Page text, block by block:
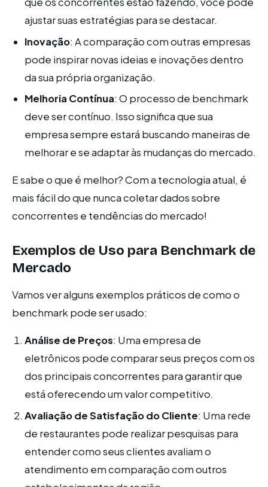
ajustar suas estratégias para se destacar.
Inovação: A comparação com outras empresas
pode inspirar novas ideias e inovações dentro
da sua própria organização.
Melhoria Contínua: O processo de benchmark
deve ser contínuo. Isso significa que sua
empresa sempre estará buscando maneiras de
melhorar e se adaptar às mudanças do mercado.
E sabe o que é melhor? Com a tecnologia atual, é
mais fácil do que nunca coletar dados sobre
concorrentes e tendências do mercado!
Exemplos de Uso para Benchmark de
Mercado
Vamos ver alguns exemplos práticos de como o
benchmark pode ser usado:
Análise de Preços: Uma empresa de
eletrônicos pode comparar seus preços com os
dos principais concorrentes para garantir que
está oferecendo um valor competitivo.
Avaliação de Satisfação do Cliente: Uma rede
de restaurantes pode realizar pesquisas para
entender como seus clientes avaliam o
atendimento em comparação com outros